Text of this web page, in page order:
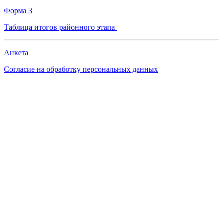
Форма 3
Таблица итогов районного этапа
Анкета
Согласие на обработку персональных данных